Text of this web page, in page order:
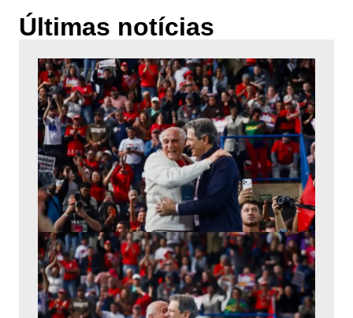
Últimas notícias